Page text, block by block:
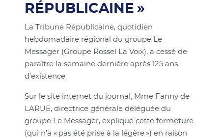
RÉPUBLICAINE »
La Tribune Républicaine, quotidien
hebdomadaire régional du groupe Le
Messager (Groupe Rossel La Voix), a cessé de
paraître la semaine dernière après 125 ans
d'existence.
Sur le site internet du journal, Mme Fanny de
LARUE, directrice générale déléguée du
groupe Le Messager, explique cette fermeture
(qui n'a « pas été prise à la légère ») en raison